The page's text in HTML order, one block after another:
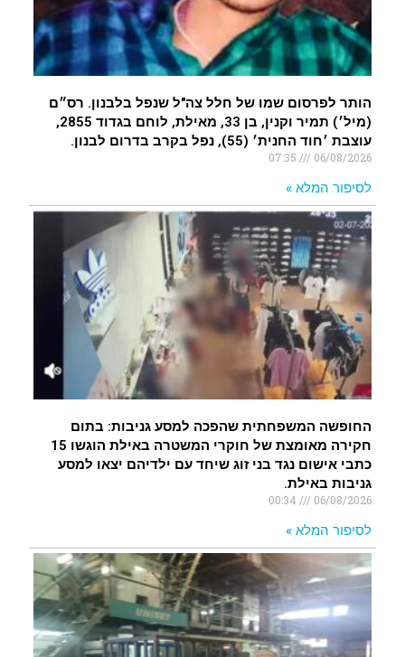
הותר לפרסום שמו של חלל צה"ל שנפל בלבנון. רס״ם
(מיל׳) תמיר וקנין, בן 33, מאילת, לוחם בגדוד 2855,
עוצבת ׳חוד החנית׳ (55), נפל בקרב בדרום לבנון.
06/08/2026
לסיפור המלא »
החופשה המשפחתית שהפכה למסע גניבות: בתום
חקירה מאומצת של חוקרי המשטרה באילת הוגשו 15
כתבי אישום נגד בני זוג שיחד עם ילדיהם יצאו למסע
גניבות באילת.
06/08/2026
לסיפור המלא »